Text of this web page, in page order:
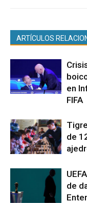
ARTÍCULOS
en
FIFA
de
de